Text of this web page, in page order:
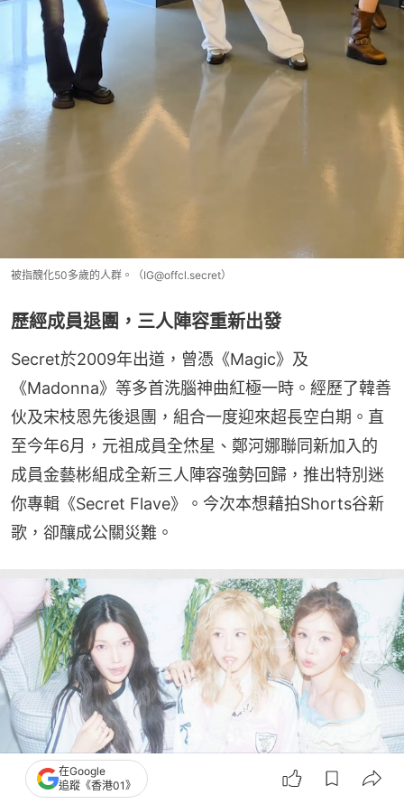
被指醜化50多歲的人群。（IG@offcl.secret）
歷經成員退團，三人陣容重新出發
Secret於2009年出道，曾憑《Magic》及
《Madonna》等多首洗腦神曲紅極一時。經歷了韓善
伙及宋枝恩先後退團，組合一度迎來超長空白期。直
至今年6月，元祖成員全烋星、鄭河娜聯同新加入的
成員金藝彬組成全新三人陣容強勢回歸，推出特別迷
你專輯《Secret Flave》。今次本想藉拍Shorts谷新
歌，卻釀成公關災難。
在Google
追蹤《香港01》